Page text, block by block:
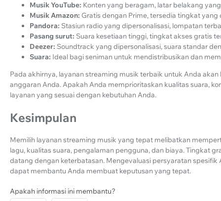
Musik YouTube: Konten yang beragam, latar belakang
Musik Amazon: Gratis dengan Prime, tersedia tingkat yang
Pandora: Stasiun radio yang dipersonalisasi, lompatan
Pasang surut: Suara kesetiaan tinggi, tingkat akses gratis
Deezer: Soundtrack yang dipersonalisasi, suara standar
Suara: Ideal bagi seniman untuk mendistribusikan dan
Pada akhirnya, layanan streaming musik terbaik untuk Anda
anggaran Anda. Apakah Anda memprioritaskan kualitas suara,
layanan yang sesuai dengan kebutuhan Anda.
Kesimpulan
Memilih layanan streaming musik yang tepat melibatkan
lagu, kualitas suara, pengalaman pengguna, dan biaya. Tingkat
datang dengan keterbatasan. Mengevaluasi persyaratan spesifik
dapat membantu Anda membuat keputusan yang tepat.
Apakah informasi ini membantu?